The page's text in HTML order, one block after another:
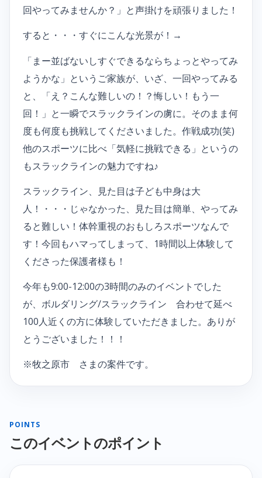
回やってみませんか？」と声掛けを頑張りました！
すると・・・すぐにこんな光景が！→
「まー並ばないしすぐできるならちょっとやってみ
ようかな」というご家族が、いざ、一回やってみる
と、「え？こんな難しいの！？悔しい！もう一
回！」と一瞬でスラックラインの虜に。そのまま何
度も何度も挑戦してくださいました。作戦成功(笑)
他のスポーツに比べ「気軽に挑戦できる」というの
もスラックラインの魅力ですね♪
スラックライン、見た目は子ども中身は大
人！・・・じゃなかった、見た目は簡単、やってみ
ると難しい！体幹重視のおもしろスポーツなんで
す！今回もハマってしまって、1時間以上体験して
くださった保護者様も！
今年も9:00-12:00の3時間のみのイベントでした
が、ボルダリング/スラックライン 合わせて延べ
100人近くの方に体験していただきました。ありが
とうございました！！！
※牧之原市 さまの案件です。
POINTS
このイベントのポイント